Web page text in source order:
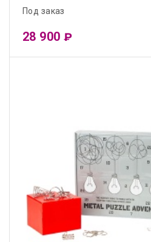
Под заказ
28 900 ₽